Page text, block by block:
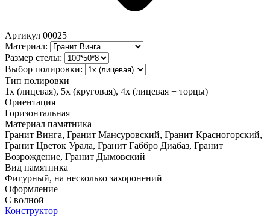
Артикул 00025
Материал:
Размер стелы:
Выбор полировки:
Тип полировки
1х (лицевая), 5х (круговая), 4х (лицевая + торцы)
Ориентация
Горизонтальная
Материал памятника
Гранит Винга, Гранит Мансуровский, Гранит Красногорский,
Гранит Цветок Урала, Гранит Габбро Диабаз, Гранит
Возрождение, Гранит Дымовский
Вид памятника
Фигурный, на несколько захоронений
Оформление
С волной
Конструктор